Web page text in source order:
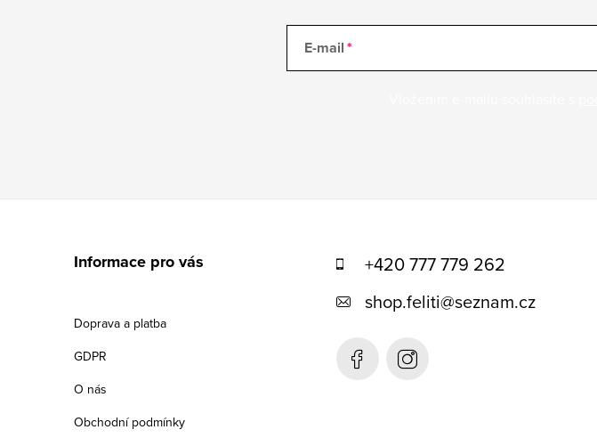
E-mail
Informace pro vás
Doprava a platba
GDPR
O nás
Obchodní podmínky
+420 777 779 262
shop.feliti@seznam.cz